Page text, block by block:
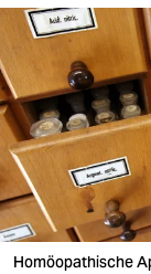
sport
berlin
nord
wahrheit
verlag
Homöopathische